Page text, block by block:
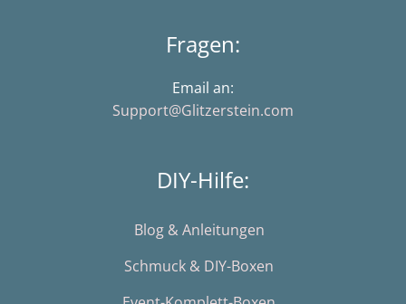
Fragen:
Email an:
Support@Glitzerstein.com
DIY-Hilfe:
Blog & Anleitungen
Schmuck & DIY-Boxen